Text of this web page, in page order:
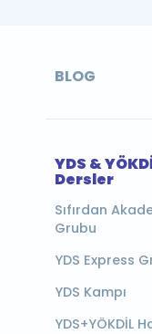
BLOG
YDS &
Dersler
Sıfırdan
Grubu
YDS Express
YDS Kampı
YDS+YÖKDİL